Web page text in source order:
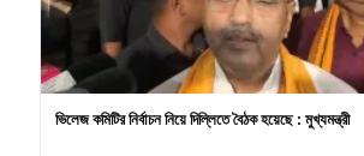
ভিলেজ কমিটির নির্বাচন নিয়ে দিল্লিতে বৈঠক হয়েছে : মুখ্যমন্ত্রী